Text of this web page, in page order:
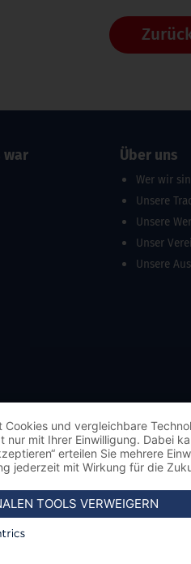
war Über uns
Wer wir
Unsere
Unsere
Unser
Unsere
Cookies und vergleichbare
nur mit Ihrer Einwilligung. Dabei
erteilen Sie mehrere
jederzeit mit Wirkung für die
TOOLS VERWEIGERN